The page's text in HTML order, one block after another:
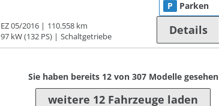
EZ 05/2016
110.558 km
97 kW (132 PS)
Schaltgetriebe
P Parken
Details
Sie haben bereits 12von 307Modelle gesehen
weitere 12 Fahrzeuge laden